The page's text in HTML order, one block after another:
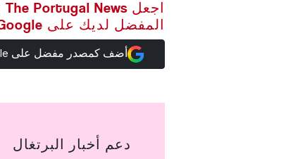
المفضل لديك على Google
أضف كمصدر مفضل على Google
دعم أخبار البرتغال